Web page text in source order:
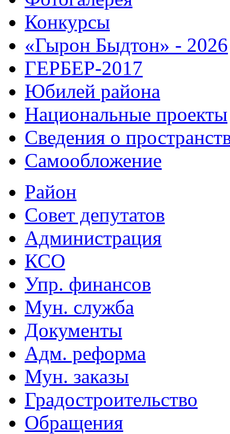
Конкурсы
«Гырон Быдтон» - 2026
ГЕРБЕР-2017
Юбилей района
Национальные проекты
Сведения о
Самообложение
Район
Совет депутатов
Администрация
КСО
Упр. финансов
Мун. служба
Документы
Адм. реформа
Мун. заказы
Градостроительство
Обращения